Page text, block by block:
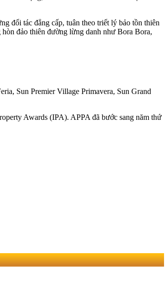
đối tác đẳng cấp, tuân theo triết lý bảo tồn thiên
đảo thiên đường lừng danh như Bora Bora,
Sun Premier Village Primavera, Sun Grand
Awards (IPA). APPA đã bước sang năm thứ